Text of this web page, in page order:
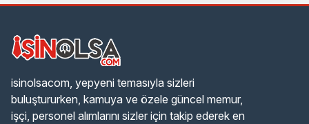
isinolsacom, yepyeni temasıyla sizleri
buluştururken, kamuya ve özele güncel memur,
işçi, personel alımlarını sizler için takip ederek en